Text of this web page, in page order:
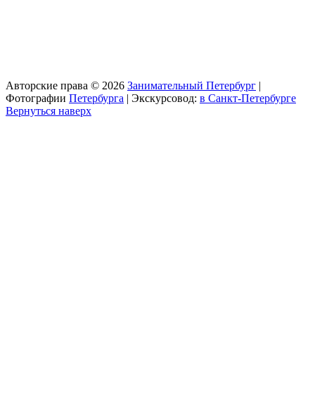
Авторские права © 2026 Занимательный Петербург |
Фотографии Петербурга | Экскурсовод: в Санкт-Петербурге
Вернуться наверх